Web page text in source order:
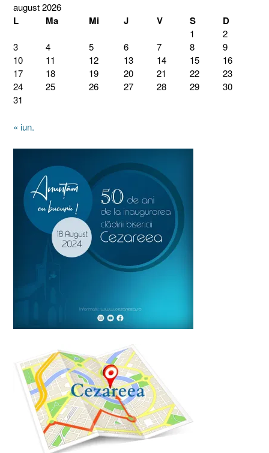
august 2026
L Ma Mi J V S D
1
2
3
4 5 6 7 8
9
10
11 12 13 14 15
16
17
18 19 20 21 22
23
24
25 26 27 28 29
30
31
« iun.